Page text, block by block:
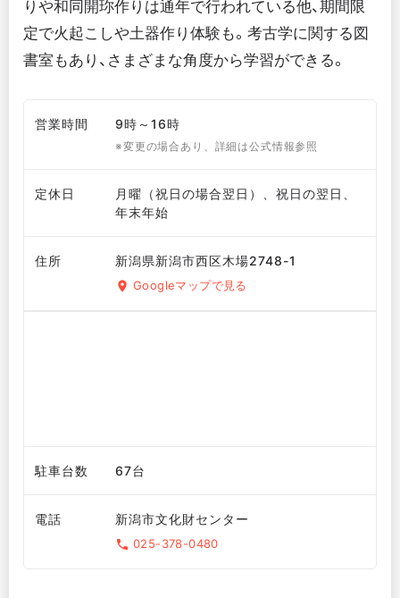
りや和同開珎作りは通年で行われている他、期間限
定で火起こしや土器作り体験も。考古学に関する図
書室もあり、さまざまな角度から学習ができる。
営業時間 9時～16時
※変更の場合あり、詳細は公式情報参照
定休日
月曜（祝日の場合翌日）、祝日の翌日、
年末年始
住所 新潟県新潟市西区木場2748-1
Googleマップで見る
駐車台数 67台
電話 新潟市文化財センター
025-378-0480